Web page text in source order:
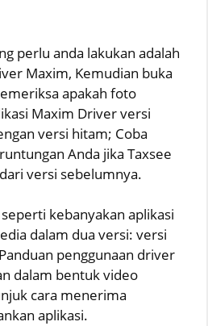
perlu anda lakukan adalah
Maxim, Kemudian buka
apakah foto
Maxim Driver versi
versi hitam; Coba
Anda jika Taxsee
versi sebelumnya.
kebanyakan aplikasi
dalam dua versi: versi
penggunaan driver
dalam bentuk video
cara menerima
aplikasi.